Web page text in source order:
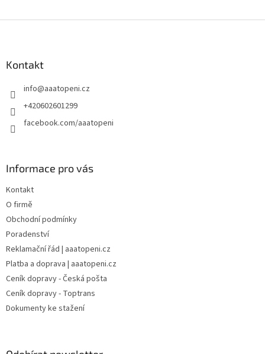
Kontakt
info@aaatopeni.cz
+420602601299
facebook.com/aaatopeni
Informace pro vás
Kontakt
O firmě
Obchodní podmínky
Poradenství
Reklamační řád | aaatopeni.cz
Platba a doprava | aaatopeni.cz
Ceník dopravy - Česká pošta
Ceník dopravy - Toptrans
Dokumenty ke stažení